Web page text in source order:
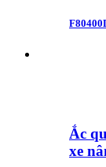
Ắc
xe